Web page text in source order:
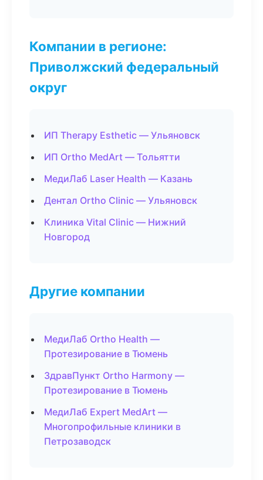
Компании в регионе:
Приволжский федеральный
округ
ИП Therapy Esthetic — Ульяновск
ИП Ortho MedArt — Тольятти
МедиЛаб Laser Health — Казань
Дентал Ortho Clinic — Ульяновск
Клиника Vital Clinic — Нижний
Новгород
Другие компании
МедиЛаб Ortho Health —
Протезирование в Тюмень
ЗдравПункт Ortho Harmony —
Протезирование в Тюмень
МедиЛаб Expert MedArt —
Многопрофильные клиники в
Петрозаводск